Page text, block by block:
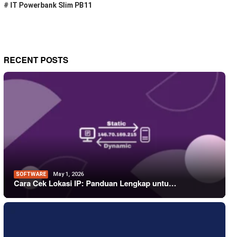
# IT Powerbank Slim PB11
RECENT POSTS
SOFTWARE May 1, 2026
Cara Cek Lokasi IP: Panduan Lengkap untu…